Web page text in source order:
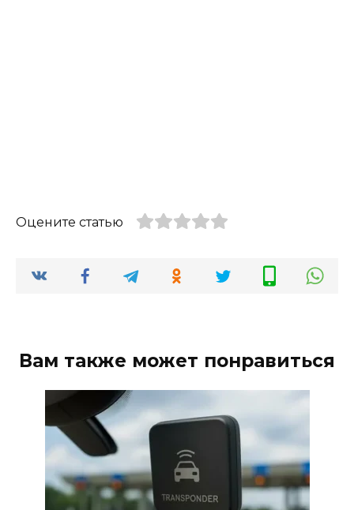
Оцените статью
Вам также может понравиться